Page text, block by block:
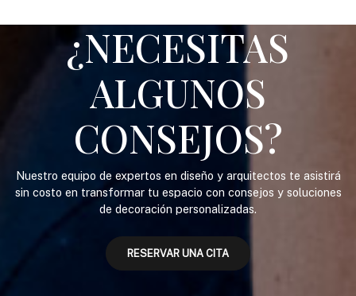
¿NECESITAS
ALGUNOS
CONSEJOS?
Nuestro equipo de expertos en diseño y arquitectos te asistirá
sin costo en transformar tu espacio con consejos y soluciones
de decoración personalizadas.
RESERVAR UNA CITA